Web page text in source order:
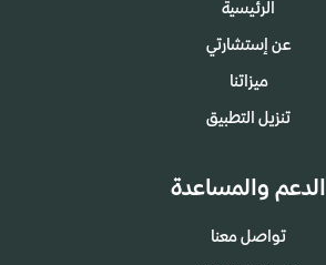
الرئيسية
عن إستشارتي
ميزاتنا
تنزيل التطبيق
الدعم والمساعدة
تواصل معنا